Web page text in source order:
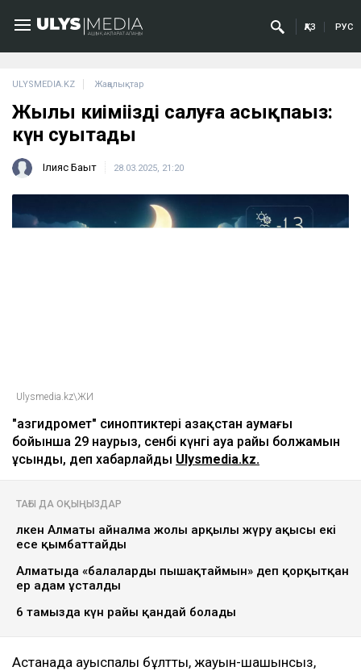
ҚАЗ РУС
ULYSMEDIA.KZ Жаңалықтар
Жылы киіміңізді салуға асықпаңыз:
күн суытады
Ілияс Бақыт 28.03.2025, 21:20
Ulysmedia.kz\ЖИ
"Қазгидромет" синоптиктері Қазақстан аумағы
бойынша 29 наурыз, сенбі күнгі ауа райы болжамын
ұсынды, деп хабарлайды Ulysmedia.kz.
ТАҒЫ ДА ОҚЫҢЫЗДАР
Үлкен Алматы айналма жолы арқылы жүру ақысы екі
есе қымбаттайды
Алматыда «балаларды пышақтаймын» деп қорқытқан
ер адам ұсталды
6 тамызда күн райы қандай болады
Астанада ауыспалы бұлтты, жауын-шашынсыз,